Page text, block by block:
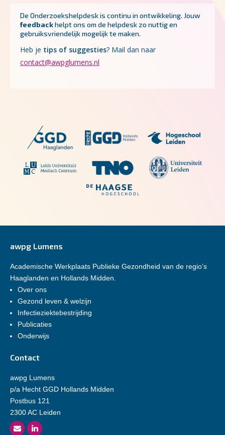
De Onderzoekshelpdesk is continu in ontwikkeling. Jouw
feedbackhelpt ons om de helpdesk zo nuttig en
gebruiksvriendelijk mogelijk te maken.
Heb je tips of suggesties? Mail dan naar
contact@awpglumens.nl
awpg Lumens
Academische Werkplaats Publieke Gezondheid van de regio’s
Haaglanden en Hollands Midden.
Over ons
Gezond leven & welzijn
Infectieziektebestrijding
Publicaties
Onderwijs
Contact
awpg Lumens
p/a Hecht GGD Hollands Midden
Postbus 121
2300 AC Leiden